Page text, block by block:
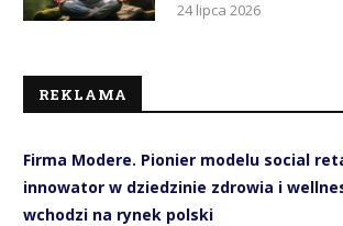
24 lipca 2026
REKLAMA
Firma Modere. Pionier modelu social
innowator w dziedzinie zdrowia i
wchodzi na rynek polski